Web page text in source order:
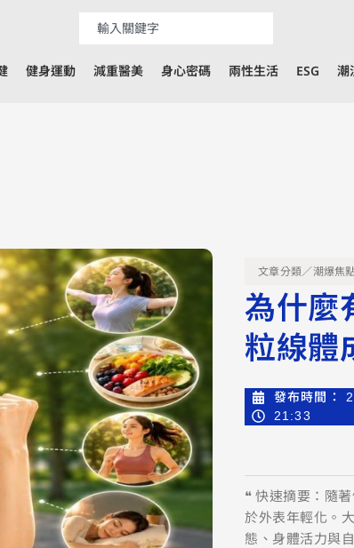
健身運動 減重醫美 身心密碼 兩性生活 ESG 潮
文章分類／潮爆焦
為什麼
粒線體
發布時間：
21:33
❝ 快速摘要：隨
於外表年輕化。
態、身體活力與